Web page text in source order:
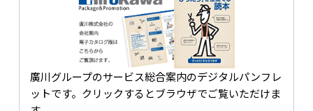
廣川グループのサービス総合案内のデジタルパンフレ
ットです。クリックするとブラウザでご覧いただけま